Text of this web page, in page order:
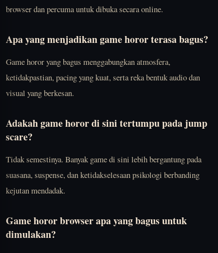
browser dan percuma untuk dibuka secara online.
Apa yang menjadikan game horor terasa bagus?
Game horor yang bagus menggabungkan atmosfera,
ketidakpastian, pacing yang kuat, serta reka bentuk audio dan
visual yang berkesan.
Adakah game horor di sini tertumpu pada jump
scare?
Tidak semestinya. Banyak game di sini lebih bergantung pada
suasana, suspense, dan ketidakselesaan psikologi berbanding
kejutan mendadak.
Game horor browser apa yang bagus untuk
dimulakan?